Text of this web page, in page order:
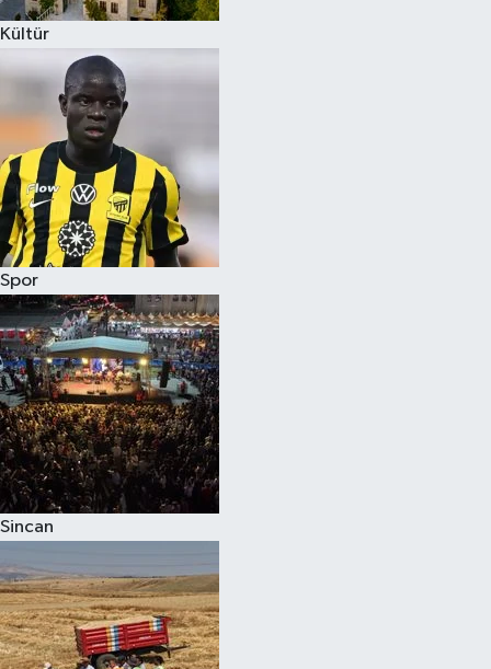
Kültür
Spor
Sincan